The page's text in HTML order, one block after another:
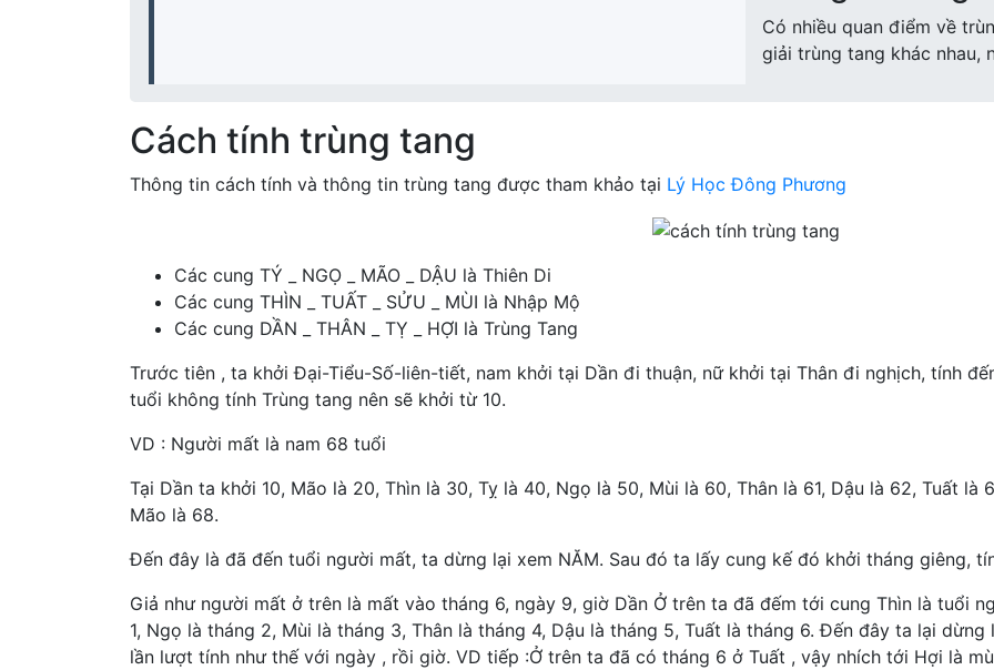
Có nhiều quan điểm về
giải trùng tang khác nhau,
Cách tính trùng tang
Thông tin cách tính và thông tin trùng tang được tham khảo tại Lý Học Đông Phương
Các cung TÝ _ NGỌ _ MÃO _ DẬU là Thiên Di
Các cung THÌN _ TUẤT _ SỬU _ MÙI là Nhập Mộ
Các cung DẦN _ THÂN _ TỴ _ HỢI là Trùng Tang
Trước tiên , ta khởi Đại-Tiểu-Số-liên-tiết, nam khởi tại Dần đi thuận, nữ khởi tại Thân đi nghịch, tính
tuổi không tính Trùng tang nên sẽ khởi từ 10.
VD : Người mất là nam 68 tuổi
Tại Dần ta khởi 10, Mão là 20, Thìn là 30, Tỵ là 40, Ngọ là 50, Mùi là 60, Thân là 61, Dậu là 62, Tuất là
Mão là 68.
Đến đây là đã đến tuổi người mất, ta dừng lại xem NĂM. Sau đó ta lấy cung kế đó khởi tháng giêng,
Giả như người mất ở trên là mất vào tháng 6, ngày 9, giờ Dần Ở trên ta đã đếm tới cung Thìn là tuổi
1, Ngọ là tháng 2, Mùi là tháng 3, Thân là tháng 4, Dậu là tháng 5, Tuất là tháng 6. Đến đây ta lại
lần lượt tính như thế với ngày , rồi giờ. VD tiếp :Ở trên ta đã có tháng 6 ở Tuất , vậy nhích tới Hợi là